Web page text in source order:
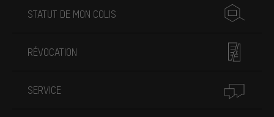
STATUT DE MON COLIS
RÉVOCATION
SERVICE